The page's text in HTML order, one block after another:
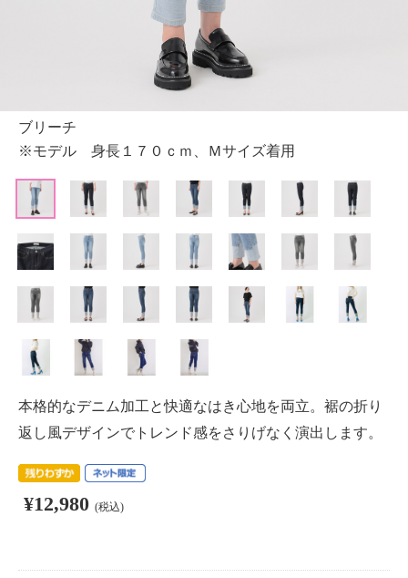
ブリーチ
※モデル 身長１７０ｃｍ、Ｍサイズ着用
本格的なデニム加工と快適なはき心地を両立。裾の折り
返し風デザインでトレンド感をさりげなく演出します。
¥12,980 (税込)